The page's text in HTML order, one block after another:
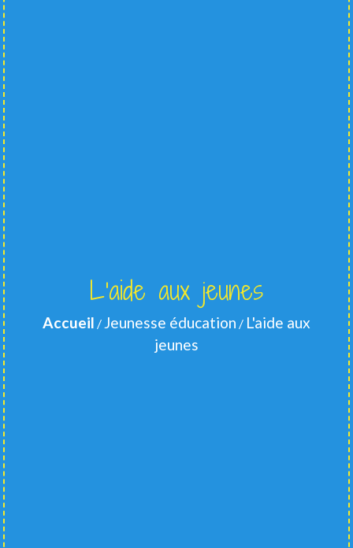
L'aide aux jeunes
Accueil / Jeunesse éducation / L'aide aux
jeunes